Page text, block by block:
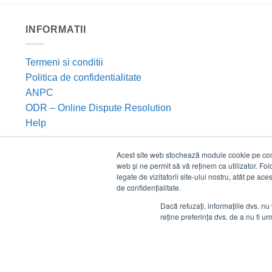
Acest site web stochează module cookie pe
web și ne permit să vă reținem ca utilizator.
legate de vizitatorii site-ului nostru, atât pe
de confidențialitate.
Dacă refuzați, informațiile dvs.
reține preferința dvs. de a nu fi
INFORMATII
Termeni si conditii
Politica de confidentialitate
ANPC
ODR – Online Dispute Resolution
Help